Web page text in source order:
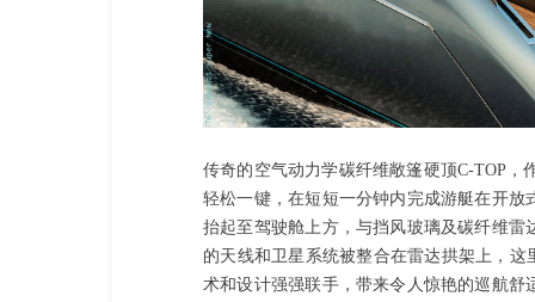
传奇的空气动力学碳纤维敞篷硬顶C-TOP，
轻松一键，在短短一分钟内完成游艇在开
抬起至驾驶舱上方，与挡风玻璃及碳纤维
的天线和卫星系统被整合在雷达拱架上，
术和设计强强联手，带来令人惊艳的巡航